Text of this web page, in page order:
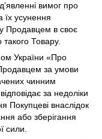
вимог про
їх усунення
Продавцем в своє
Товару.
України «Про
за умови
чинним
за недоліки
Покупцеві внаслідок
або зберігання
сили.